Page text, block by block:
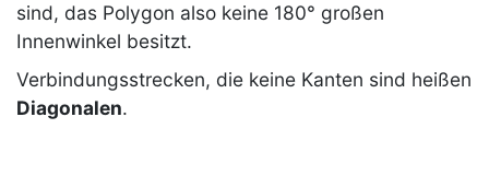
sind, das Polygon also keine 180° großen
Innenwinkel besitzt.
Verbindungsstrecken, die keine Kanten sind heißen
Diagonalen.